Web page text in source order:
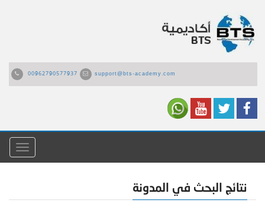
00962790577937 support@bts-academy.com
القائمة
نتائج البحث في المدونة